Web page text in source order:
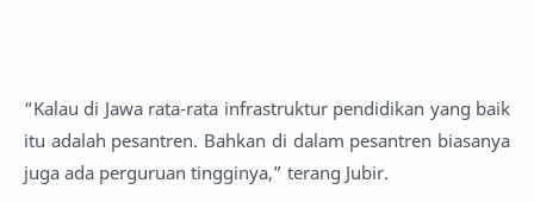
“Kalau di Jawa rata-rata infrastruktur pendidikan yang baik
itu adalah pesantren. Bahkan di dalam pesantren biasanya
juga ada perguruan tingginya,” terang Jubir.